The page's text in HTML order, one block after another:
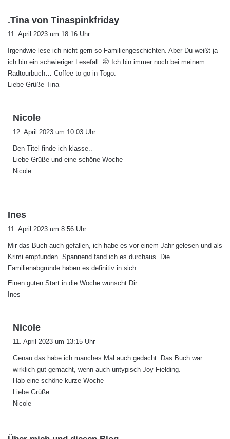
.Tina von Tinaspinkfriday
t
:
11. April 2023 um 18:16 Uhr
Irgendwie lese ich nicht gern so Familiengeschichten. Aber Du weißt ja
ich bin ein schwieriger Lesefall. 🤭 Ich bin immer noch bei meinem
Radtourbuch… Coffee to go in Togo.
Liebe Grüße Tina
Nicole
a
t
:
12. April 2023 um 10:03 Uhr
Den Titel finde ich klasse..
Liebe Grüße und eine schöne Woche
Nicole
Ines
a
t
:
11. April 2023 um 8:56 Uhr
Mir das Buch auch gefallen, ich habe es vor einem Jahr gelesen und als
Krimi empfunden. Spannend fand ich es durchaus. Die
Familienabgründe haben es definitiv in sich …
Einen guten Start in die Woche wünscht Dir
Ines
Nicole
a
t
:
11. April 2023 um 13:15 Uhr
Genau das habe ich manches Mal auch gedacht. Das Buch war
wirklich gut gemacht, wenn auch untypisch Joy Fielding.
Hab eine schöne kurze Woche
Liebe Grüße
Nicole